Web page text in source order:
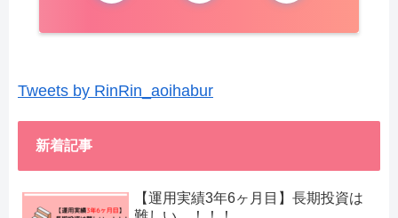
Tweets by RinRin_aoihabur
新着記事
【運用実績3年6ヶ月目】長期投資は